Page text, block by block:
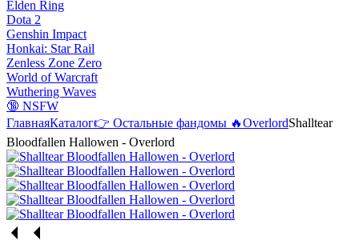
Elden Ring
Dota 2
Genshin Impact
Honkai: Star Rail
Zenless Zone Zero
World of Warcraft
Wuthering Waves
🔞 NSFW
ГлавнаяКаталог👉 Остальные фандомы 🔥OverlordShalltear
Bloodfallen Hallowen - Overlord